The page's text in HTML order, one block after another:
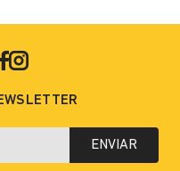
ENVIAR